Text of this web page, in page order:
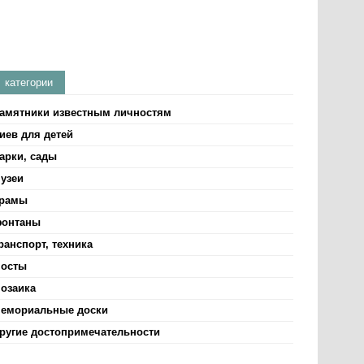
категории
известным личностям
для детей
сады
техника
доски
достопримечательности